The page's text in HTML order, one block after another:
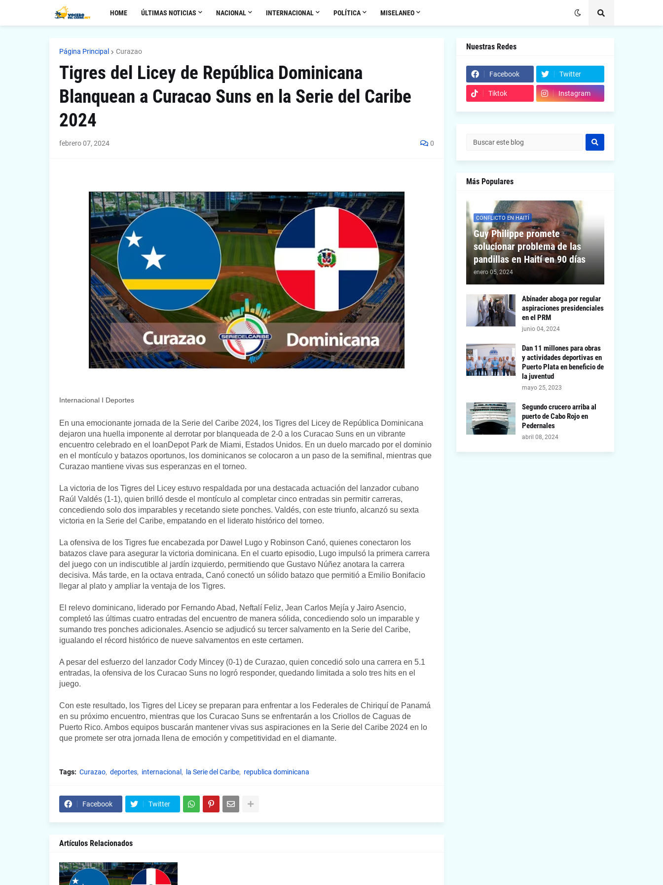
HOME ÚLTIMAS NOTICIAS NACIONAL INTERNACIONAL POLÍTICA MISELANEO
Página Principal Curazao
Tigres del Licey de República Dominicana
Blanquean a Curacao Suns en la Serie del Caribe
2024
febrero 07, 2024 0
Internacional I Deportes
En una emocionante jornada de la Serie del Caribe 2024, los Tigres del Licey de República Dominicana
dejaron una huella imponente al derrotar por blanqueada de 2-0 a los Curacao Suns en un vibrante
encuentro celebrado en el loanDepot Park de Miami, Estados Unidos. En un duelo marcado por el dominio
en el montículo y batazos oportunos, los dominicanos se colocaron a un paso de la semifinal, mientras que
Curazao mantiene vivas sus esperanzas en el torneo.
La victoria de los Tigres del Licey estuvo respaldada por una destacada actuación del lanzador cubano
Raúl Valdés (1-1), quien brilló desde el montículo al completar cinco entradas sin permitir carreras,
concediendo solo dos imparables y recetando siete ponches. Valdés, con este triunfo, alcanzó su sexta
victoria en la Serie del Caribe, empatando en el liderato histórico del torneo.
La ofensiva de los Tigres fue encabezada por Dawel Lugo y Robinson Canó, quienes conectaron los
batazos clave para asegurar la victoria dominicana. En el cuarto episodio, Lugo impulsó la primera carrera
del juego con un indiscutible al jardín izquierdo, permitiendo que Gustavo Núñez anotara la carrera
decisiva. Más tarde, en la octava entrada, Canó conectó un sólido batazo que permitió a Emilio Bonifacio
llegar al plato y ampliar la ventaja de los Tigres.
El relevo dominicano, liderado por Fernando Abad, Neftalí Feliz, Jean Carlos Mejía y Jairo Asencio,
completó las últimas cuatro entradas del encuentro de manera sólida, concediendo solo un imparable y
sumando tres ponches adicionales. Asencio se adjudicó su tercer salvamento en la Serie del Caribe,
igualando el récord histórico de nueve salvamentos en este certamen.
A pesar del esfuerzo del lanzador Cody Mincey (0-1) de Curazao, quien concedió solo una carrera en 5.1
entradas, la ofensiva de los Curacao Suns no logró responder, quedando limitada a solo tres hits en el
juego.
Con este resultado, los Tigres del Licey se preparan para enfrentar a los Federales de Chiriquí de Panamá
en su próximo encuentro, mientras que los Curacao Suns se enfrentarán a los Criollos de Caguas de
Puerto Rico. Ambos equipos buscarán mantener vivas sus aspiraciones en la Serie del Caribe 2024 en lo
que promete ser otra jornada llena de emoción y competitividad en el diamante.
Tags: Curazao deportes internacional la Serie del Caribe republica dominicana
Facebook Twitter
Artículos Relacionados
Nuestras Redes
Facebook Twitter
Tiktok Instagram
Más Populares
CONFLICTO EN HAITÍ
Guy Philippe promete
solucionar problema de las
pandillas en Haití en 90 días
enero 05, 2024
Abinader aboga por regular
aspiraciones presidenciales
en el PRM
junio 04, 2024
Dan 11 millones para obras
y actividades deportivas en
Puerto Plata en beneficio de
la juventud
mayo 25, 2023
Segundo crucero arriba al
puerto de Cabo Rojo en
Pedernales
abril 08, 2024